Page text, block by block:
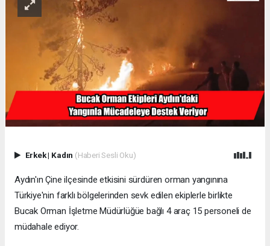
Erkek| Kadın (Haberi Sesli Oku)
Aydın'ın Çine ilçesinde etkisini sürdüren orman yangınına
Türkiye'nin farklı bölgelerinden sevk edilen ekiplerle birlikte
Bucak Orman İşletme Müdürlüğüe bağlı 4 araç 15 personeli de
müdahale ediyor.